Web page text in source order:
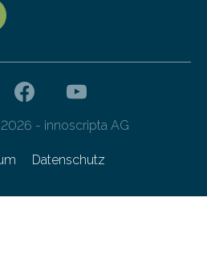
- innoscripta AG
Datenschutz